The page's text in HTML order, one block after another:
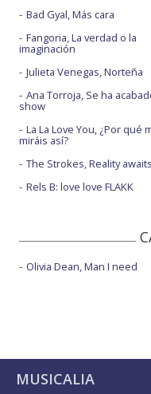
Bad Gyal, Más cara
Fangoria, La verdad o la
imaginación
Julieta Venegas, Norteña
Ana Torroja, Se ha
show
La La Love You, ¿Por qué
miráis así?
The Strokes, Reality awaits
Rels B: love love FLAKK
Olivia Dean, Man I need
MUSICALIA